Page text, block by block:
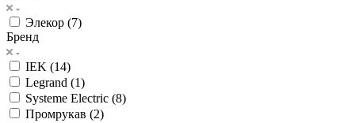
Элекор (7)
Бренд
IEK (14)
Legrand (1)
Systeme Electric (8)
Промрукав (2)